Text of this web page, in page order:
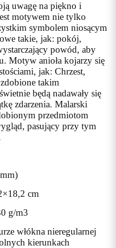
uwagę na piękno i
motywem nie tylko
symbolem niosącym
takie, jak: pokój,
powód, aby
Motyw anioła kojarzy się
jak: Chrzest,
takim
będą nadawały się
zdarzenia. Malarski
przedmiotom
pasujący przy tym
cm
g/m3
włókna nieregularnej
kierunkach